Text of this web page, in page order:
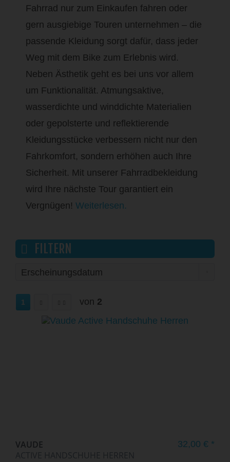
Fahrrad nur zum Einkaufen fahren oder
gern ausgiebige Touren unternehmen – die
passende Kleidung sorgt dafür, dass jeder
Weg mit dem Bike zum Erlebnis wird.
Neben Ästhetik geht es bei uns vor allem
um Funktionalität. Atmungsaktive,
wasserdichte und winddichte Materialien
oder gepolsterte und reflektierende
Kleidungsstücke verbessern nicht nur den
Fahrkomfort, sondern erhöhen auch Ihre
Sicherheit. Mit unserer Fahrradbekleidung
wird Ihre nächste Tour garantiert ein
Vergnügen! Weiterlesen.
FILTERN
1 von 2
VAUDE
ACTIVE HANDSCHUHE HERREN
32,00 € *